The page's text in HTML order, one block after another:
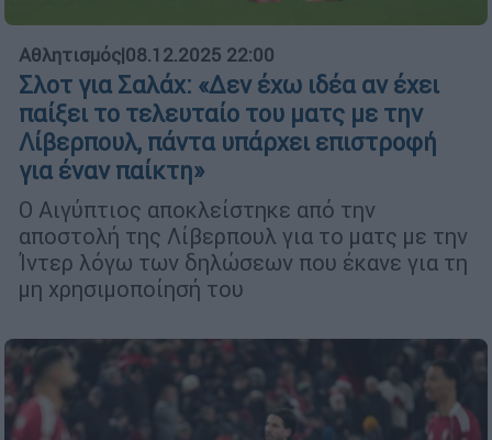
Αθλητισμός|08.12.2025 22:00
Σλοτ για Σαλάχ: «Δεν έχω ιδέα αν έχει
παίξει το τελευταίο του ματς με την
Λίβερπουλ, πάντα υπάρχει επιστροφή
για έναν παίκτη»
Ο Αιγύπτιος αποκλείστηκε από την
αποστολή της Λίβερπουλ για το ματς με την
Ίντερ λόγω των δηλώσεων που έκανε για τη
μη χρησιμοποίησή του